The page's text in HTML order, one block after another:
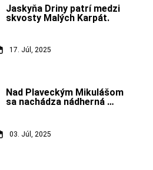
Jaskyňa Driny patrí medzi
skvosty Malých Karpát.
17. Júl, 2025
Nad Plaveckým Mikulášom
sa nachádza nádherná
03. Júl, 2025